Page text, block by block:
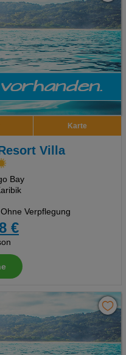
Karte
Villa
Bay
Verpflegung
€